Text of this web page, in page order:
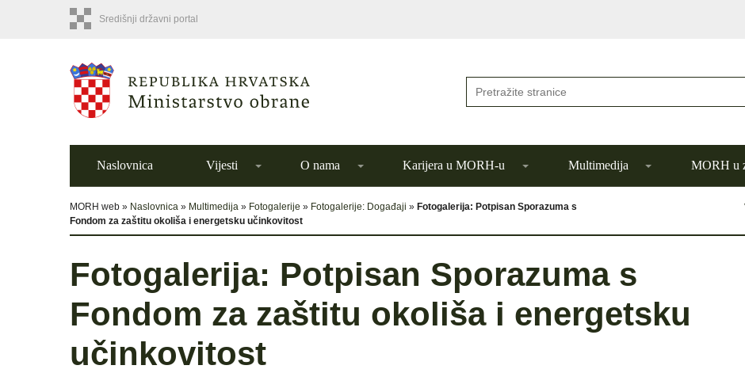
Središnji državni portal
Naslovnica Vijesti O nama Karijera u MORH-u Multimedija MORH u
MORH web » Naslovnica » Multimedija » Fotogalerije » Fotogalerije: Događaji » Fotogalerija: Potpisan Sporazuma s
Fondom za zaštitu okoliša i energetsku učinkovitost
Fotogalerija: Potpisan Sporazuma s
Fondom za zaštitu okoliša i energetsku
učinkovitost